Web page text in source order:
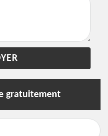
gratuitement